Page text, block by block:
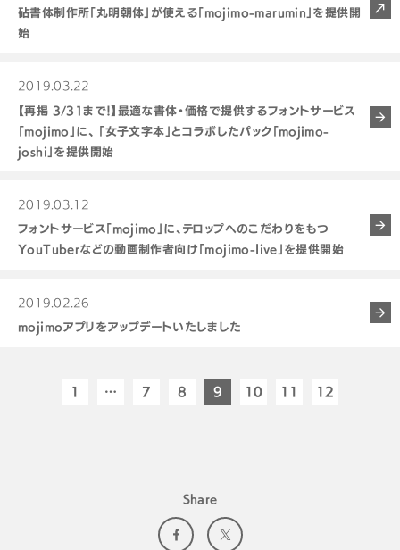
砧書体制作所「丸明朝体」が使える「mojimo-marumin」を提供開
始
2019.03.22
【再掲 3/31まで！】最適な書体・価格で提供するフォントサービス
「mojimo」に、 「女子文字本」とコラボしたパック「mojimo-
joshi」を提供開始
2019.03.12
フォントサービス「mojimo」に、テロップへのこだわりをもつ
YouTuberなどの動画制作者向け「mojimo-live」を提供開始
2019.02.26
mojimoアプリをアップデートいたしました
1 … 7 8 9 10 11 12
Share